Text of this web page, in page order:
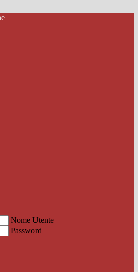
Nome Utente
Password